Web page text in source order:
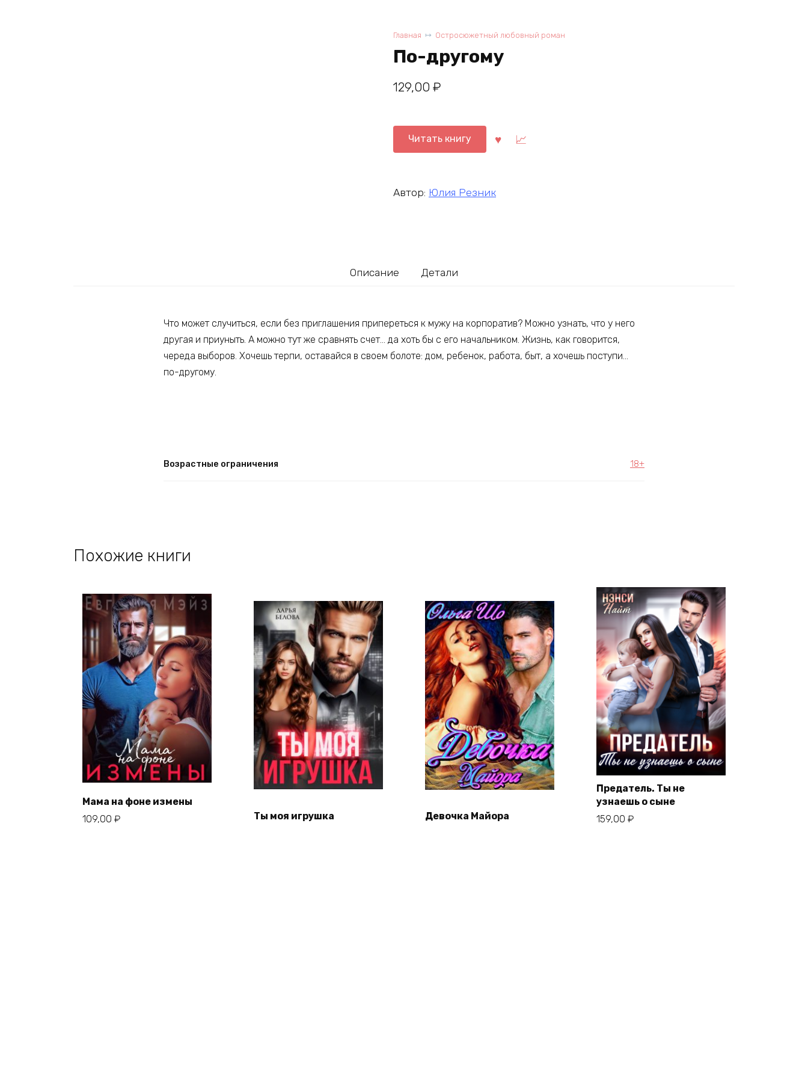
Главная Остросюжетный любовный роман
По-другому
129,00 ₽
Читать книгу
Автор: Юлия Резник
Описание Детали
Что может случиться, если без приглашения припереться к мужу на корпоратив? Можно узнать, что у него
другая и приуныть. А можно тут же сравнять счет… да хоть бы с его начальником. Жизнь, как говорится,
череда выборов. Хочешь терпи, оставайся в своем болоте: дом, ребенок, работа, быт, а хочешь поступи…
по-другому.
Возрастные ограничения 18+
Похожие книги
Мама на фоне измены
109,00 ₽ Ты моя игрушка Девочка Майора
Предатель. Ты не
узнаешь о сыне
159,00 ₽